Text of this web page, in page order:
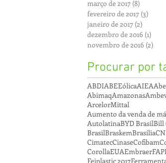
março de 2017 (8)
fevereiro de 2017 (3)
janeiro de 2017 (2)
dezembro de 2016 (1)
novembro de 2016 (2)
Procurar por
ABDIABEEólicaAIEA
AbimaqAmazonas
ArcelorMittal
Aumento da venda de
AutolatinaBYD BrasilBill
BrasilBraskemBrasília
CimatecCinaseCofibam
CorollaEUAEmbraer
Feiplastic 2017